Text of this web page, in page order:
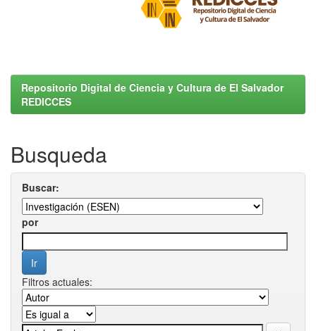
Repositorio Digital de Ciencia y Cultura de El Salvador
REDICCES
Busqueda
Buscar:
por
Filtros actuales: